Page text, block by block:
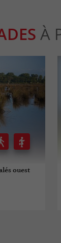
À
ouest